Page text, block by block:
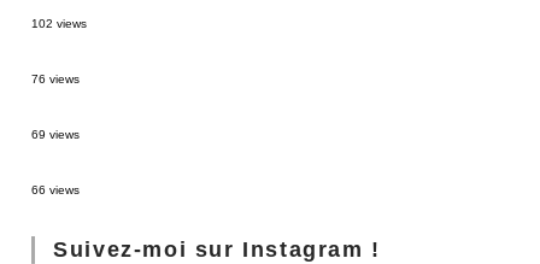
102 views
76 views
69 views
66 views
Suivez-moi sur Instagram !